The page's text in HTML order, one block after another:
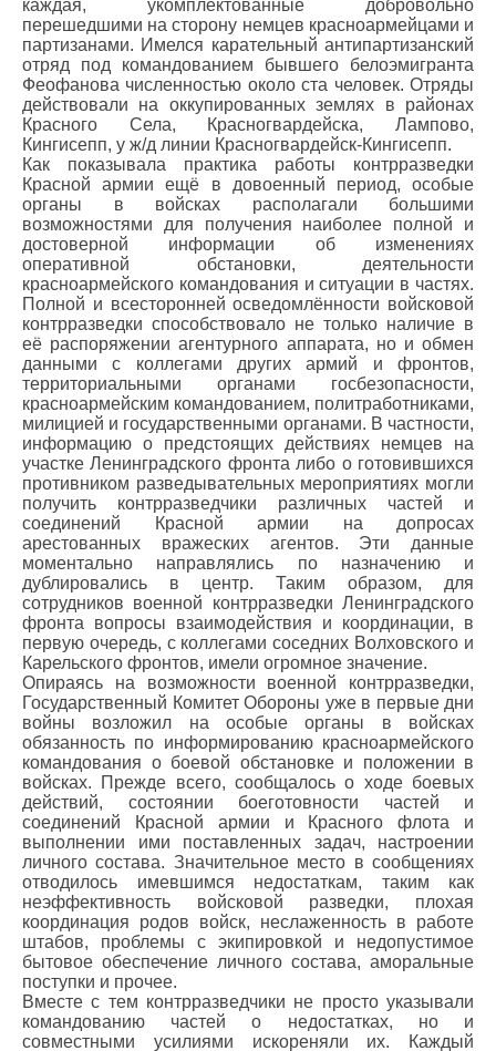
каждая, укомплектованные добровольно
перешедшими на сторону немцев красноармейцами и
партизанами. Имелся карательный антипартизанский
отряд под командованием бывшего белоэмигранта
Феофанова численностью около ста человек. Отряды
действовали на оккупированных землях в районах
Красного Села, Красногвардейска, Лампово,
Кингисепп, у ж/д линии Красногвардейск-Кингисепп.
Как показывала практика работы контрразведки
Красной армии ещё в довоенный период, особые
органы в войсках располагали большими
возможностями для получения наиболее полной и
достоверной информации об изменениях
оперативной обстановки, деятельности
красноармейского командования и ситуации в частях.
Полной и всесторонней осведомлённости войсковой
контрразведки способствовало не только наличие в
её распоряжении агентурного аппарата, но и обмен
данными с коллегами других армий и фронтов,
территориальными органами госбезопасности,
красноармейским командованием, политработниками,
милицией и государственными органами. В частности,
информацию о предстоящих действиях немцев на
участке Ленинградского фронта либо о готовившихся
противником разведывательных мероприятиях могли
получить контрразведчики различных частей и
соединений Красной армии на допросах
арестованных вражеских агентов. Эти данные
моментально направлялись по назначению и
дублировались в центр. Таким образом, для
сотрудников военной контрразведки Ленинградского
фронта вопросы взаимодействия и координации, в
первую очередь, с коллегами соседних Волховского и
Карельского фронтов, имели огромное значение.
Опираясь на возможности военной контрразведки,
Государственный Комитет Обороны уже в первые дни
войны возложил на особые органы в войсках
обязанность по информированию красноармейского
командования о боевой обстановке и положении в
войсках. Прежде всего, сообщалось о ходе боевых
действий, состоянии боеготовности частей и
соединений Красной армии и Красного флота и
выполнении ими поставленных задач, настроении
личного состава. Значительное место в сообщениях
отводилось имевшимся недостаткам, таким как
неэффективность войсковой разведки, плохая
координация родов войск, неслаженность в работе
штабов, проблемы с экипировкой и недопустимое
бытовое обеспечение личного состава, аморальные
поступки и прочее.
Вместе с тем контрразведчики не просто указывали
командованию частей о недостатках, но и
совместными усилиями искореняли их. Каждый